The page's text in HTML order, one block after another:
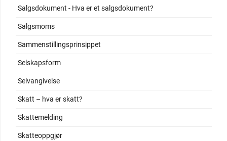
Salgsdokument - Hva er et salgsdokument?
Salgsmoms
Sammenstillingsprinsippet
Selskapsform
Selvangivelse
Skatt – hva er skatt?
Skattemelding
Skatteoppgjør